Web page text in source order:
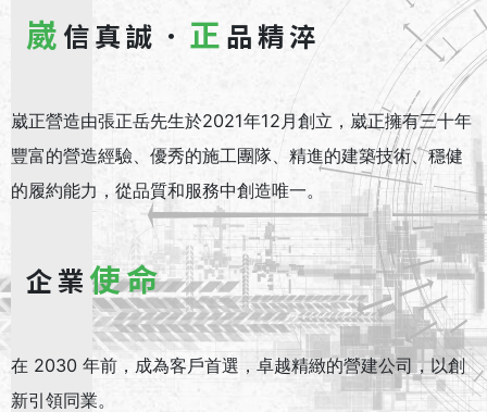
崴 信真誠． 正 品精淬
崴正營造由張正岳先生於2021年12月創立，崴正擁有三十年
豐富的營造經驗、優秀的施工團隊、精進的建築技術、穩健
的履約能力，從品質和服務中創造唯一。
企業使命
在 2030 年前，成為客戶首選，卓越精緻的營建公司，以創
新引領同業。